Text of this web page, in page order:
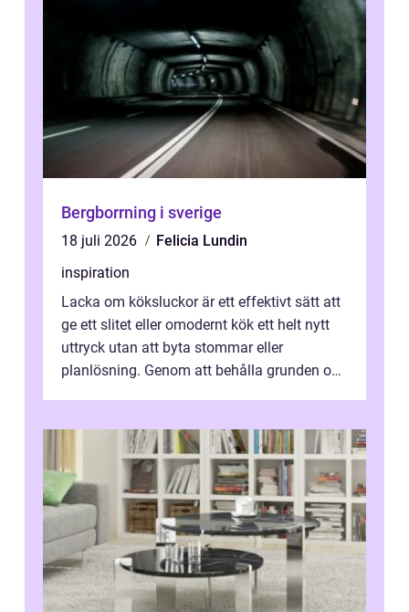
Bergborrning i sverige
18 juli 2026
Felicia Lundin
inspiration
Lacka om köksluckor är ett effektivt sätt att
ge ett slitet eller omodernt kök ett helt nytt
uttryck utan att byta stommar eller
planlösning. Genom att behålla grunden och